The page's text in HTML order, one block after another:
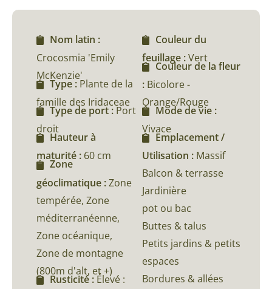
Nom latin :
Crocosmia 'Emily
McKenzie'
Type : Plante de la
famille des Iridaceae
Type de port : Port
droit
Hauteur à
maturité : 60 cm
Zone
géoclimatique :Zone
tempérée, Zone
méditerranéenne,
Zone océanique,
Zone de montagne
(800m d'alt, et +)
Rusticité : Élevé :
Couleur du
feuillage :Vert
Couleur de la fleur
: Bicolore -
Orange/Rouge
Mode de vie :
Vivace
Emplacement /
Utilisation : Massif
Balcon & terrasse
Jardinière
pot ou bac
Buttes & talus
Petits jardins & petits
espaces
Bordures & allées